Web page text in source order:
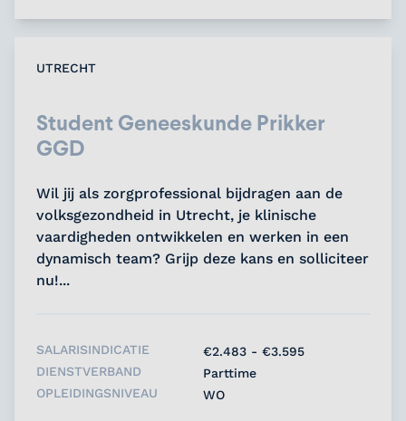
UTRECHT
Student Geneeskunde Prikker
GGD
Wil jij als zorgprofessional bijdragen aan de
volksgezondheid in Utrecht, je klinische
vaardigheden ontwikkelen en werken in een
dynamisch team? Grijp deze kans en solliciteer
nu!...
SALARISINDICATIE
€2.483 - €3.595
DIENSTVERBAND
Parttime
OPLEIDINGSNIVEAU
WO